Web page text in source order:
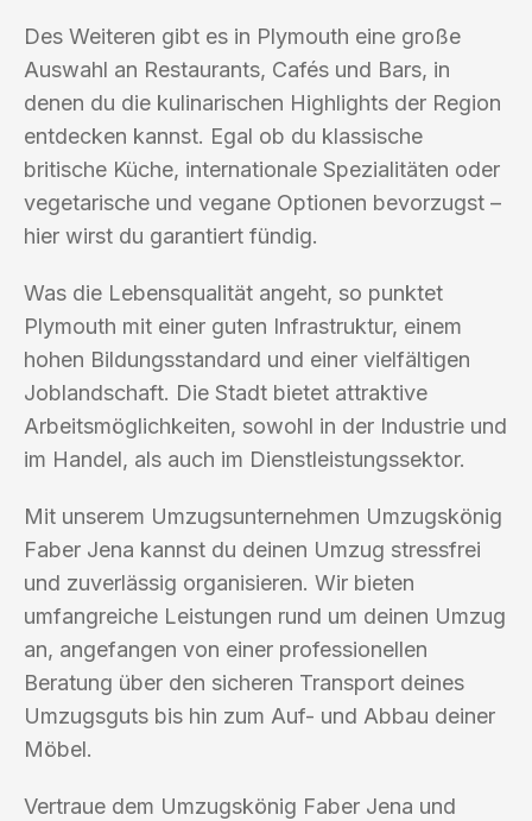
Des Weiteren gibt es in Plymouth eine große
Auswahl an Restaurants, Cafés und Bars, in
denen du die kulinarischen Highlights der Region
entdecken kannst. Egal ob du klassische
britische Küche, internationale Spezialitäten oder
vegetarische und vegane Optionen bevorzugst –
hier wirst du garantiert fündig.
Was die Lebensqualität angeht, so punktet
Plymouth mit einer guten Infrastruktur, einem
hohen Bildungsstandard und einer vielfältigen
Joblandschaft. Die Stadt bietet attraktive
Arbeitsmöglichkeiten, sowohl in der Industrie und
im Handel, als auch im Dienstleistungssektor.
Mit unserem Umzugsunternehmen Umzugskönig
Faber Jena kannst du deinen Umzug stressfrei
und zuverlässig organisieren. Wir bieten
umfangreiche Leistungen rund um deinen Umzug
an, angefangen von einer professionellen
Beratung über den sicheren Transport deines
Umzugsguts bis hin zum Auf- und Abbau deiner
Möbel.
Vertraue dem Umzugskönig Faber Jena und